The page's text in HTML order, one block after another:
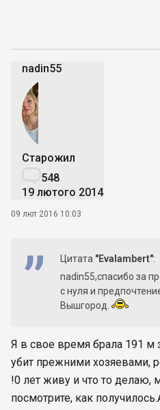
nadin55
Старожил
548
19 лютого 2014
09 лют 2016 10:03
Цитата "Evalambert":
nadin55,спасибо за
с нуля и
Вышгород.
Я в свое время брала 191 м
убит прежними хозяевами,
!0 лет живу и что то делаю,
посмотрите, как